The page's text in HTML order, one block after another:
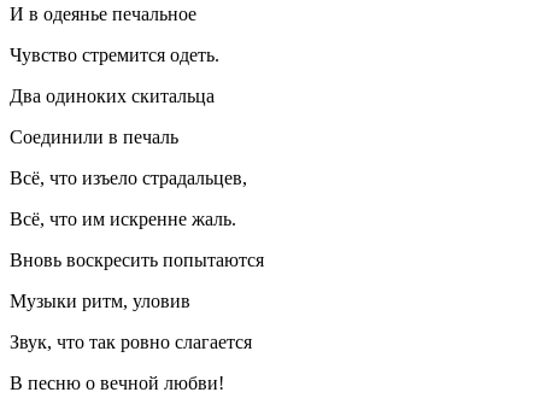
И в одеянье печальное
Чувство стремится одеть.
Два одиноких скитальца
Соединили в печаль
Всё, что изъело страдальцев,
Всё, что им искренне жаль.
Вновь воскресить попытаются
Музыки ритм, уловив
Звук, что так ровно слагается
В песню о вечной любви!